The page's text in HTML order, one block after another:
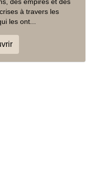
des empires et des
à travers les
les ont...